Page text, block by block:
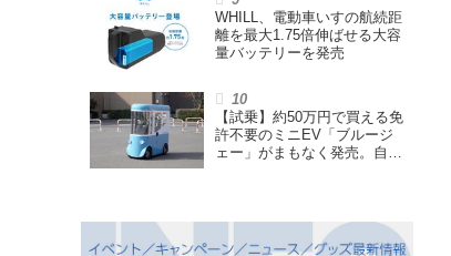
WHILL、電動車いすの航続距
離を最大1.75倍伸ばせる大容
量バッテリーを発売
【試乗】約50万円で買える免
許不要のミニEV「ブルージ
ェー」がまもなく発売。自転